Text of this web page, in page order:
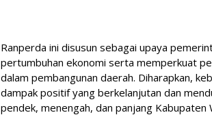
Ranperda ini disusun sebagai upaya
pertumbuhan ekonomi serta memperkuat
dalam pembangunan daerah. Diharapkan,
dampak positif yang berkelanjutan dan
pendek, menengah, dan panjang Kabupaten